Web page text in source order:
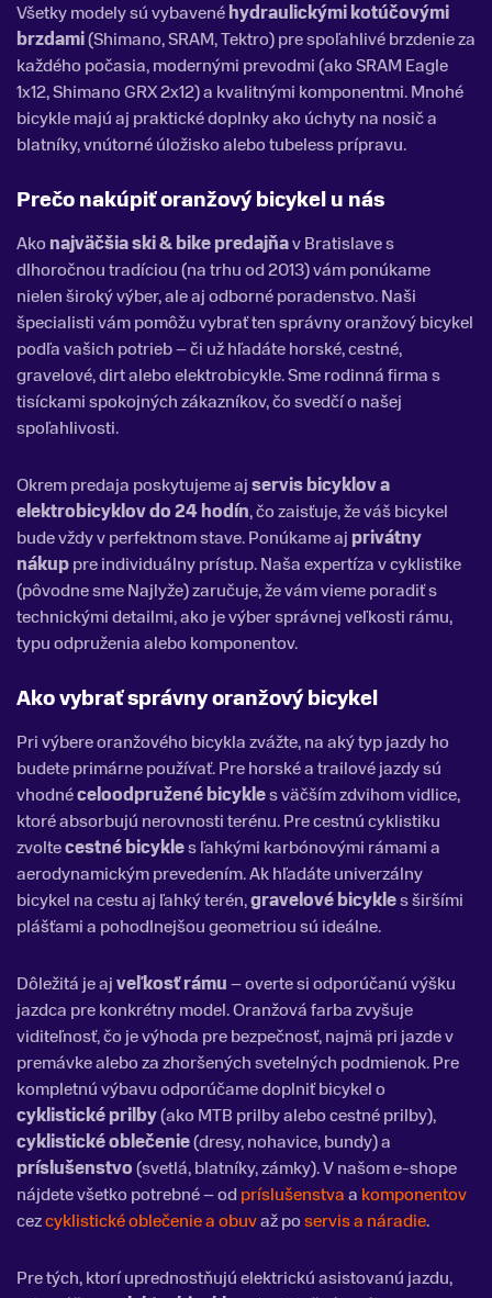
Všetky modely sú vybavenéhydraulickými kotúčovými
brzdami(Shimano, SRAM, Tektro) pre spoľahlivé brzdenie za
každého počasia, modernými prevodmi (ako SRAM Eagle
1x12, Shimano GRX 2x12) a kvalitnými komponentmi. Mnohé
bicykle majú aj praktické doplnky ako úchyty na nosič a
blatníky, vnútorné úložisko alebo tubeless prípravu.
Prečo nakúpiť oranžový bicykel u nás
Ako najväčšia ski & bike predajňav Bratislave s
dlhoročnou tradíciou (na trhu od 2013) vám ponúkame
nielen široký výber, ale aj odborné poradenstvo. Naši
špecialisti vám pomôžu vybrať ten správny oranžový bicykel
podľa vašich potrieb – či už hľadáte horské, cestné,
gravelové, dirt alebo elektrobicykle. Sme rodinná firma s
tisíckami spokojných zákazníkov, čo svedčí o našej
spoľahlivosti.
Okrem predaja poskytujeme ajservis bicyklov a
elektrobicyklov do 24 hodín, čo zaisťuje, že váš bicykel
bude vždy v perfektnom stave. Ponúkame aj privátny
nákuppre individuálny prístup. Naša expertíza v cyklistike
(pôvodne sme Najlyže) zaručuje, že vám vieme poradiť s
technickými detailmi, ako je výber správnej veľkosti rámu,
typu odpruženia alebo komponentov.
Ako vybrať správny oranžový bicykel
Pri výbere oranžového bicykla zvážte, na aký typ jazdy ho
budete primárne používať. Pre horské a trailové jazdy sú
vhodnéceloodpružené bicykles väčším zdvihom vidlice,
ktoré absorbujú nerovnosti terénu. Pre cestnú cyklistiku
zvoltecestné bicykles ľahkými karbónovými rámami a
aerodynamickým prevedením. Ak hľadáte univerzálny
bicykel na cestu aj ľahký terén,gravelové bicykles širšími
plášťami a pohodlnejšou geometriou sú ideálne.
Dôležitá je ajveľkosť rámu– overte si odporúčanú výšku
jazdca pre konkrétny model. Oranžová farba zvyšuje
viditeľnosť, čo je výhoda pre bezpečnosť, najmä pri jazde v
premávke alebo za zhoršených svetelných podmienok. Pre
kompletnú výbavu odporúčame doplniť bicykel o
cyklistické prilby(ako MTB prilby alebo cestné prilby),
cyklistické oblečenie(dresy, nohavice, bundy) a
príslušenstvo(svetlá, blatníky, zámky). V našom e-shope
nájdete všetko potrebné – odpríslušenstvaa komponentov
cezcyklistické oblečenie a obuvaž poservis a náradie.
Pre tých, ktorí uprednostňujú elektrickú asistovanú jazdu,